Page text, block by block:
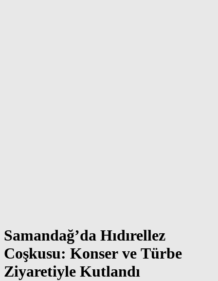
Samandağ’da Hıdırellez
Coşkusu: Konser ve Türbe
Ziyaretiyle Kutlandı